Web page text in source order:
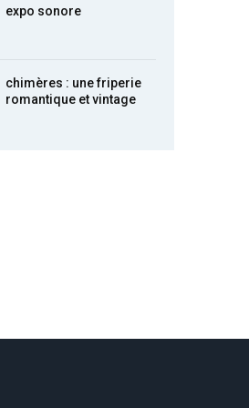
expo sonore
chimères : une friperie
romantique et vintage